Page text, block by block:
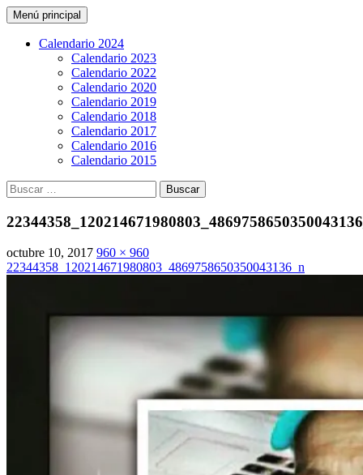
CarreraPro Venezuela
Buscar
Menú principal Saltar
al
contenido
Calendario 2024
Calendario 2023
Calendario 2022
Calendario 2020
Calendario 2019
Calendario 2018
Calendario 2017
Calendario 2016
Calendario 2015
Buscar:
octubre 10, 2017 960 × 960
22344358_120214671980803_4869758650350043136_n